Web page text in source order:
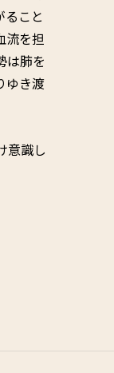
こと
流を担
は肺を
ゆき渡
意識し